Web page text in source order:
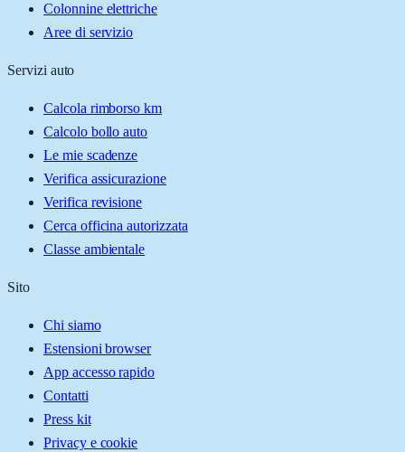
Colonnine elettriche
Aree di servizio
Servizi auto
Calcola rimborso km
Calcolo bollo auto
Le mie scadenze
Verifica assicurazione
Verifica revisione
Cerca officina autorizzata
Classe ambientale
Sito
Chi siamo
Estensioni browser
App accesso rapido
Contatti
Press kit
Privacy e cookie